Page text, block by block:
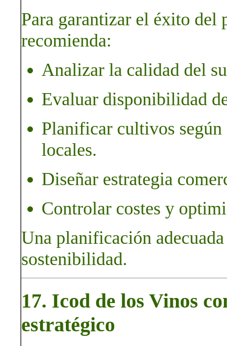
Para garantizar el éxito del
recomienda:
Analizar la calidad del
Evaluar disponibilidad
Planificar cultivos
locales.
Diseñar estrategia
Controlar costes y
Una planificación
sostenibilidad.
17. Icod de los Vinos
estratégico